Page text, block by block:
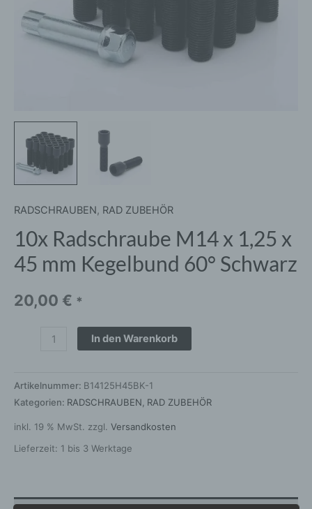
RADSCHRAUBEN, RAD ZUBEHÖR
10x Radschraube M14 x 1,25 x
45 mm Kegelbund 60° Schwarz
20,00 € *
Schwarz
Menge
In den Warenkorb
Artikelnummer: B14125H45BK-1
Kategorien: RADSCHRAUBEN RAD ZUBEHÖR
inkl. 19 % MwSt. zzgl. Versandkosten
Lieferzeit: 1 bis 3 Werktage